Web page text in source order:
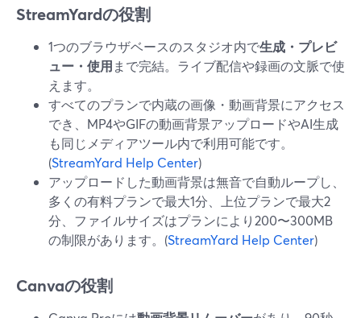
StreamYardの役割
1つのブラウザベースのスタジオ内で生成・プレビ
ュー・使用まで完結。ライブ配信や録画の文脈で使
えます。
すべてのプランで内蔵の画像・動画背景にアクセス
でき、MP4やGIFの動画背景アップロードやAI生成
も同じメディアツール内で利用可能です。
(StreamYard Help Center)
アップロードした動画背景は無音で自動ループし、
多くの有料プランで最大1分、上位プランで最大2
分、ファイルサイズはプランにより200〜300MB
の制限があります。(StreamYard Help Center)
Canvaの役割